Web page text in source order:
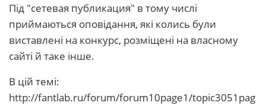
Під "сетевая публикация" в тому числі
приймаються оповідання, які колись були
виставлені на конкурс, розміщені на власному
сайті й таке інше.
В цій темі:
http://fantlab.ru/forum/forum10page1/topic3051pag